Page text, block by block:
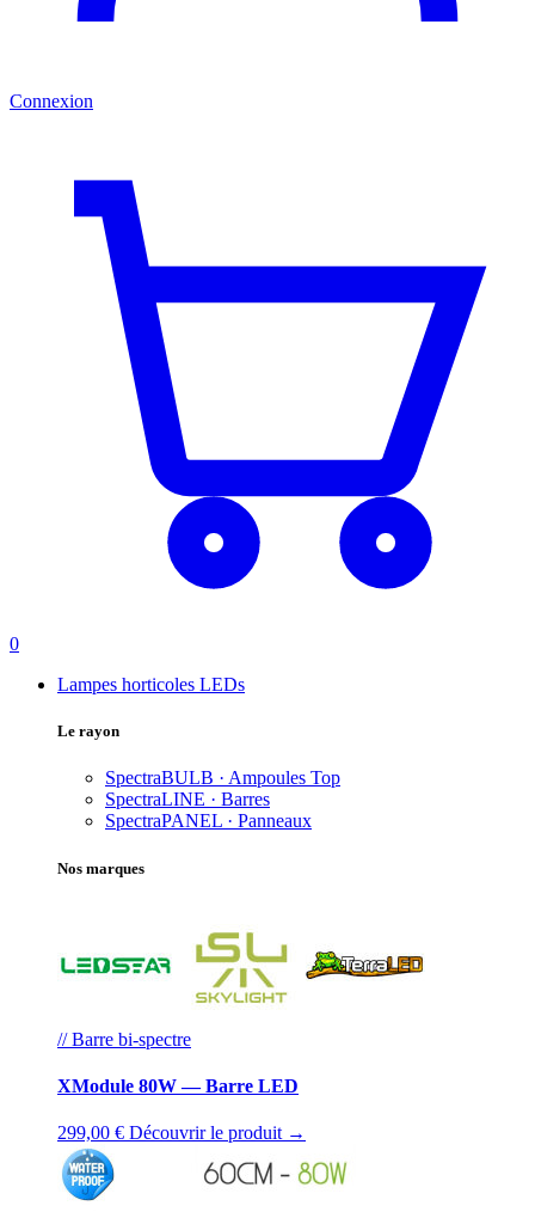
Connexion
0
Lampes horticoles LEDs
Le rayon
SpectraBULB · Ampoules Top
SpectraLINE · Barres
SpectraPANEL · Panneaux
Nos marques
// Barre bi-spectre
XModule 80W — Barre LED
299,00 € Découvrir le produit →